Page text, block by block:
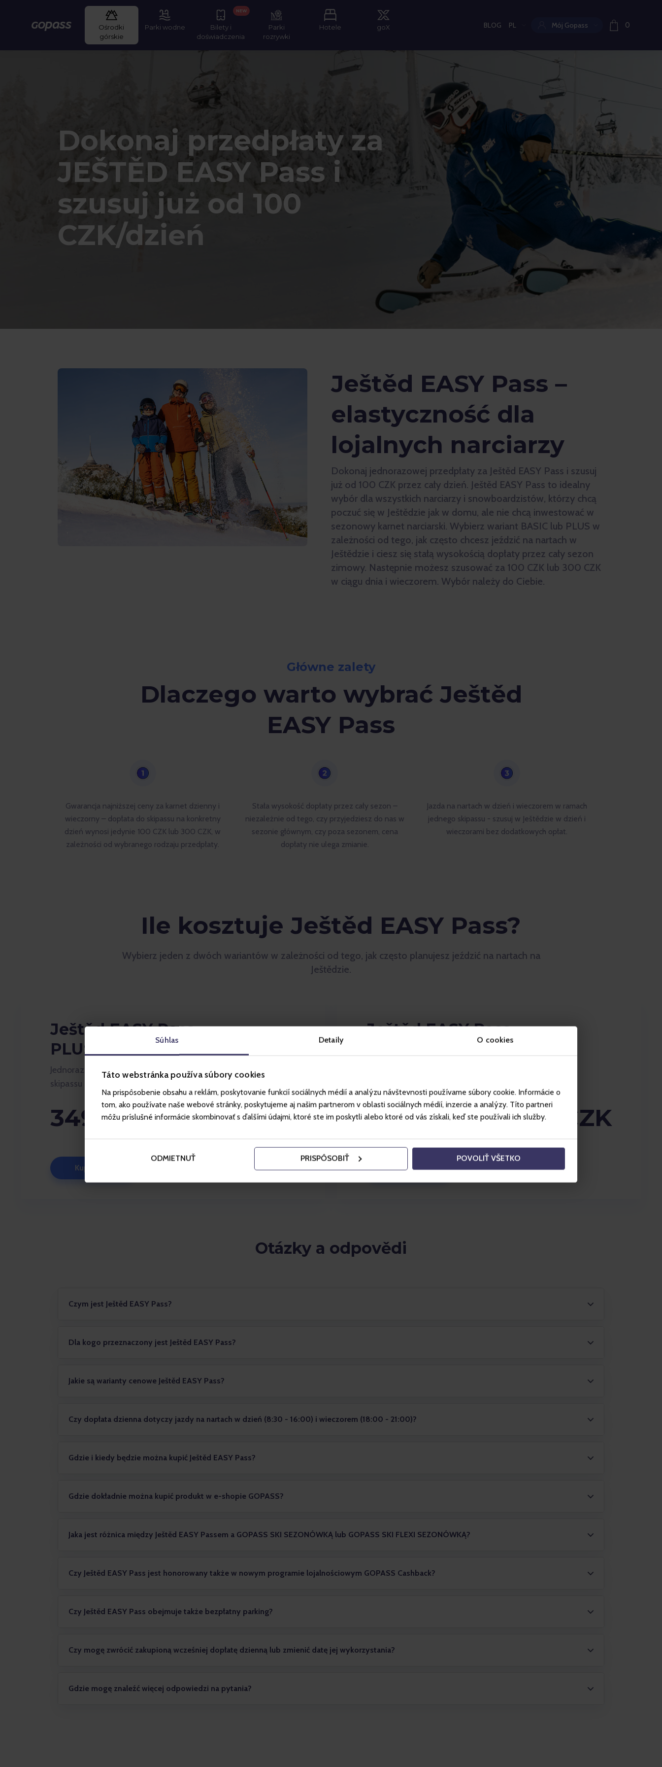
Súhlas Detaily O cookies
Táto webstránka používa súbory cookies
Na prispôsobenie obsahu a reklám, poskytovanie funkcií sociálnych médií a analýzu návštevnosti používame súbory cookie. Informácie o
tom, ako používate naše webové stránky, poskytujeme aj našim partnerom v oblasti sociálnych médií, inzercie a analýzy. Títo partneri
môžu príslušné informácie skombinovať s ďalšími údajmi, ktoré ste im poskytli alebo ktoré od vás získali, keď ste používali ich služby.
ODMIETNUŤ PRISPÔSOBIŤ POVOLIŤ VŠETKO
Gopass
Ośrodki
górskie
Parki wodne
Bilety i
doświadczenia
NEW
Parki
rozrywki
Hotele goX BLOG Aktualny język:
PL Mój Gopass 0
Dokonaj przedpłaty za
JEŠTĚD EASY Pass i
szusuj już od 100
CZK/dzień
Ještěd EASY Pass –
elastyczność dla
lojalnych narciarzy
Dokonaj jednorazowej przedpłaty za Ještěd EASY Pass i szusuj
już od 100 CZK przez cały dzień. Ještěd EASY Pass to idealny
wybór dla wszystkich narciarzy i snowboardzistów, którzy chcą
poczuć się w Ještědzie jak w domu, ale nie chcą inwestować w
sezonowy karnet narciarski. Wybierz wariant BASIC lub PLUS w
zależności od tego, jak często chcesz jeździć na nartach w
Ještědzie i ciesz się stałą wysokością dopłaty przez cały sezon
zimowy. Następnie możesz szusować za 100 CZK lub 300 CZK
w ciągu dnia i wieczorem. Wybór należy do Ciebie.
Główne zalety
Dlaczego warto wybrać Ještěd
EASY Pass
Gwarancja najniższej ceny za karnet dzienny i
wieczorny – dopłata do skipassu na konkretny
dzień wynosi jedynie 100 CZK lub 300 CZK, w
zależności od wybranego rodzaju przedpłaty.
Stała wysokość dopłaty przez cały sezon –
niezależnie od tego, czy przyjedziesz do nas w
sezonie głównym, czy poza sezonem, cena
dopłaty nie ulega zmianie.
Jazda na nartach w dzień i wieczorem w ramach
jednego skipassu - szusuj w Ještědzie w dzień i
wieczorami bez dodatkowych opłat.
Ile kosztuje Ještěd EASY Pass?
Wybierz jeden z dwóch wariantów w zależności od tego, jak często planujesz jeździć na nartach na
Ještědzie.
Ještěd EASY Pass -
PLUS
Jednorazowa przedpłata + cena całodniowego
skipassu
3490 CZK + 100 CZK
Kup karnet
Ještěd EASY Pass -
1490 CZK + 300 CZK
Kup karnet
Otázky a odpovědi
Czym jest Ještěd EASY Pass?
Dla kogo przeznaczony jest Ještěd EASY Pass?
Jakie są warianty cenowe Ještěd EASY Pass?
Czy dopłata dzienna dotyczy jazdy na nartach w dzień (8:30 - 16:00) i wieczorem (18:00 - 21:00)?
Gdzie i kiedy będzie można kupić Ještěd EASY Pass?
Gdzie dokładnie można kupić produkt w e-shopie GOPASS?
Jaka jest różnica między Ještěd EASY Passem a GOPASS SKI SEZONÓWKĄ lub GOPASS SKI FLEXI SEZONÓWKĄ?
Czy Ještěd EASY Pass jest honorowany także w nowym programie lojalnościowym GOPASS Cashback?
Czy Ještěd EASY Pass obejmuje także bezpłatny parking?
Czy mogę zwrócić zakupioną wcześniej dopłatę dzienną lub zmienić datę jej wykorzystania?
Gdzie mogę znaleźć więcej odpowiedzi na pytania?